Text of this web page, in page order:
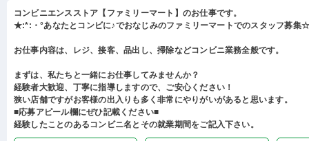
コンビニエンスストア【ファミリーマート】のお仕事です。
★:*:・°あなたとコンビに♪でおなじみのファミリーマートでのスタッフ募集
お仕事内容は、レジ、接客、品出し、掃除などコンビニ業務全般です。
まずは、私たちと一緒にお仕事してみませんか？
経験者大歓迎、丁寧に指導しますので、ご安心ください！
狭い店舗ですがお客様の出入りも多く非常にやりがいがあると思います。
■応募アピール欄にぜひ記載ください■
経験したことのあるコンビニ名とその就業期間をご記入下さい。